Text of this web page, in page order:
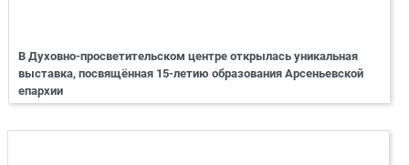
В Духовно-просветительском центре открылась уникальная
выставка, посвящённая 15-летию образования Арсеньевской
епархии